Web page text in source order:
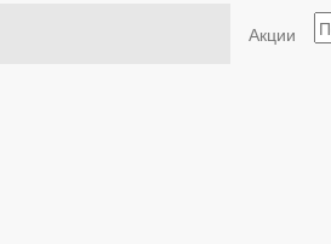
Акции